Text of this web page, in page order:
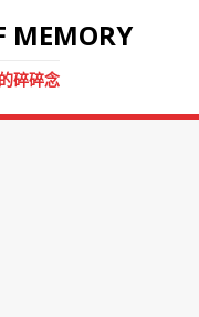
MEMORY
碎碎念